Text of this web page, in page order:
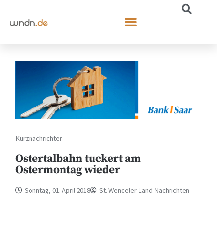
Kurznachrichten
Ostertalbahn tuckert am
Ostermontag wieder
Sonntag, 01. April 2018 St. Wendeler Land Nachrichten